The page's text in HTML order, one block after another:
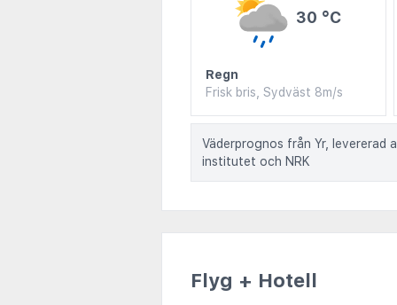
30 °C
Regn
Frisk bris, Sydväst 8m/s
Väderprognos från Yr, levererad
institutet och NRK
Flyg + Hotell